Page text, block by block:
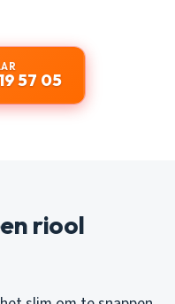
57 05
riool